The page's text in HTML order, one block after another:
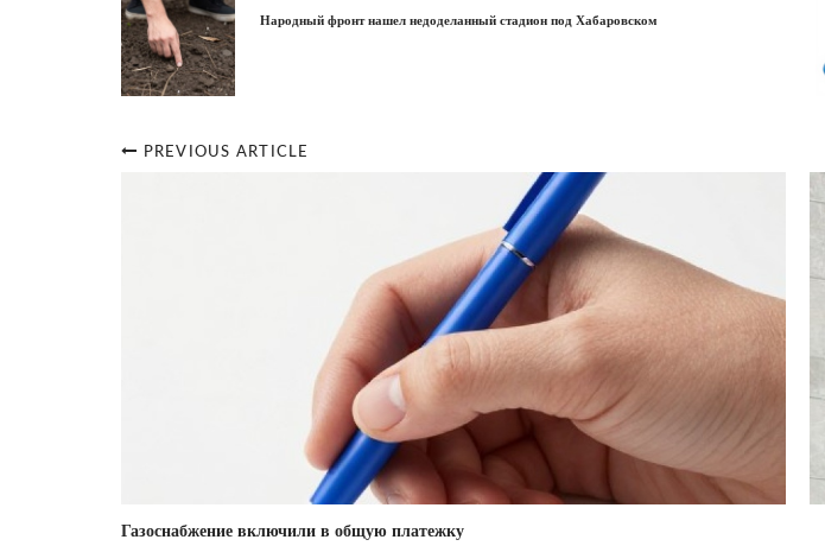
Народный фронт нашел недоделанный стадион под Хабаровском
PREVIOUS ARTICLE
Газоснабжение включили в общую платежку